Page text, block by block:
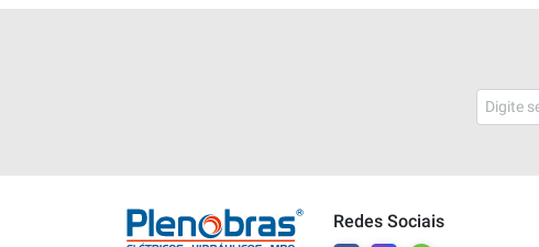
Redes Sociais
Bem vindo a Plenobras! Aqui você